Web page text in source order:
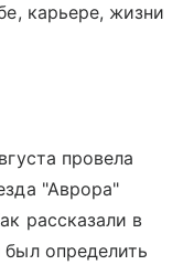
карьере, жизни
провела
"Аврора"
рассказали в
определить